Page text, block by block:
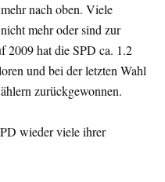
nach oben. Viele
mehr oder sind zur
2009 hat die SPD ca. 1.2
und bei der letzten Wahl
zurückgewonnen.
wieder viele ihrer